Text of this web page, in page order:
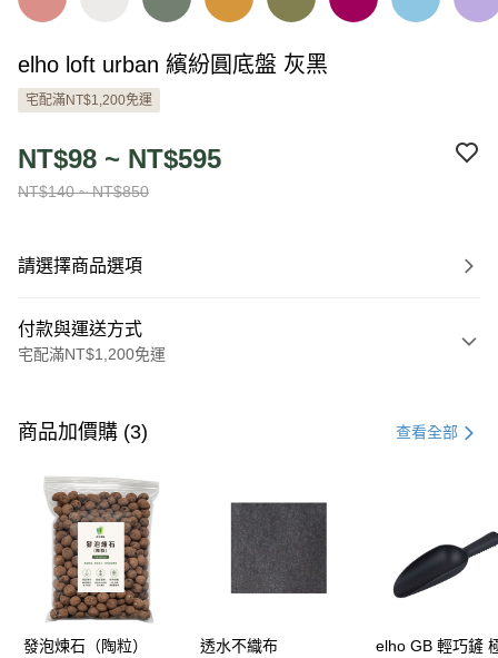
elho loft urban 繽紛圓底盤 灰黑
宅配滿NT$1,200免運
NT$140 ~ NT$850
NT$98 ~ NT$595
請選擇商品選項
付款與運送方式
宅配滿NT$1,200免運
信用卡一次付款
Apple Pay
街口支付
悠遊付
AFTEE先享後付
商品加價購 (3) 查看全部
發泡煉石（陶粒） 透水不織布
elho GB 輕巧鏟